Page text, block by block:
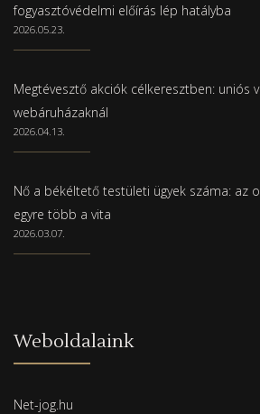
fogyasztóvédelmi előírás lép hatályba
2026.05.23.
Megtévesztő akciók célkeresztben: uniós
webáruházaknál
2026.04.13.
Nő a békéltető testületi ügyek száma: az
egyre több a vita
2026.03.07.
Weboldalaink
Net-jog.hu